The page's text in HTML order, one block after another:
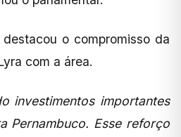
o compromisso da
com a área.
investimentos importantes
Pernambuco. Esse reforço